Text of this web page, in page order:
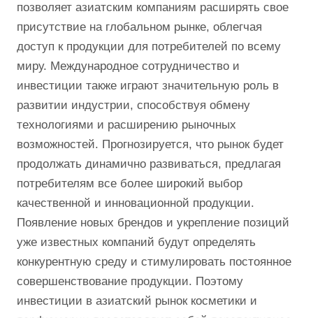
позволяет азиатским компаниям расширять свое
присутствие на глобальном рынке, облегчая
доступ к продукции для потребителей по всему
миру. Международное сотрудничество и
инвестиции также играют значительную роль в
развитии индустрии, способствуя обмену
технологиями и расширению рыночных
возможностей. Прогнозируется, что рынок будет
продолжать динамично развиваться, предлагая
потребителям все более широкий выбор
качественной и инновационной продукции.
Появление новых брендов и укрепление позиций
уже известных компаний будут определять
конкурентную среду и стимулировать постоянное
совершенствование продукции. Поэтому
инвестиции в азиатский рынок косметики и